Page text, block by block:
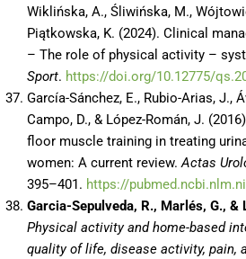
Wiklińska, A., Śliwińska, M.,
Piątkowska, K. (2024). Clinical
– The role of physical activity –
Sport. https://doi.org/10.12775/
García-Sánchez, E., Rubio-Arias, J.,
Campo, D., & López-Román, J.
floor muscle training in treating
women: A current review.Actas
395–401. https://
Garcia-Sepulveda, R., Marlés, G., &
Physical activity and home-based
quality of life, disease activity, pain,